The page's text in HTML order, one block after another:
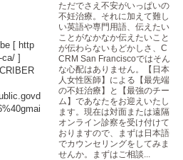
[ http
ca/ ]
ただでさえ不安がいっぱいの
不妊治療。それに加えて難し
い英語や専門用語、伝えたい
ことがなかなか伝えたいこと
が伝わらないもどかしさ、C
CRM San Franciscoではそん
な心配はありません。【日本
人女性医師】による【最先端
の不妊治療】と【最強のチー
ム】であなたをお迎えいたし
ます。現在は対面または遠隔
オンライン診察を受け付けて
おりますので、まずは日本語
でカウンセリングをしてみま
せんか。まずはご相談...